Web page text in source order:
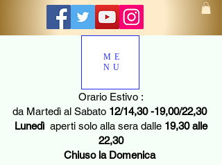
ME
NU
Orario Estivo :
da Martedì al Sabato 12/14,30 -19,00/22,30
Lunedì aperti solo alla sera dalle 19,30 alle
22,30
Chiuso la Domenica